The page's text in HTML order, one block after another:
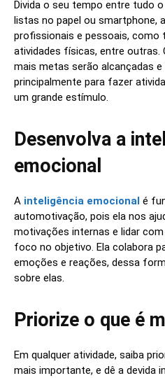
Divida o seu tempo entre tudo
listas no papel ou smartphone,
profissionais e pessoais,
atividades físicas, entre outras.
mais metas serão alcançadas
principalmente para fazer
um grande estímulo.
Desenvolva a
emocional
A inteligência emocional é
automotivação, pois ela nos
motivações internas e lidar
foco no objetivo. Ela colabora
emoções e reações, dessa
sobre elas.
Priorize o que é
Em qualquer atividade, saiba
mais importante, e dê a devida